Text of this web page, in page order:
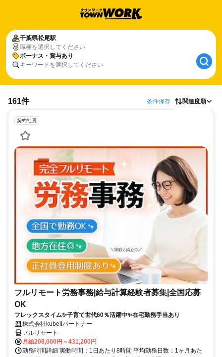
千葉県松尾駅
職種を選択してください
ボーナス・賞与あり
キーワードを選択してください
161件 条件保存 関連度順
契約社員
フルリモート労務事務|給与計算経験者募集|全国応募
OK
フレックスタイム✨子育て世代60％活躍中✨在宅勤務手当あり
株式会社kubellパートナー
フルリモート
月給208,000円～431,200円
勤務時間詳細 実働時間：1日あたり8時間 平均勤務日数：1ヶ月あた